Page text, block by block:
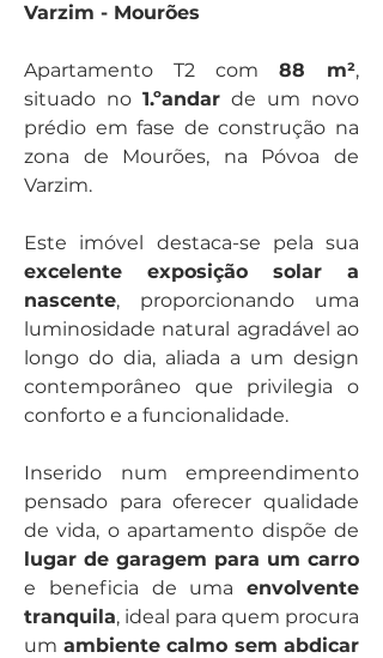
Varzim - Mourões
Apartamento T2 com 88 m²,
situado no 1.ºandar de um novo
prédio em fase de construção na
zona de Mourões, na Póvoa de
Varzim.
excelente exposição solar a
nascente, proporcionando uma
luminosidade natural agradável ao
longo do dia, aliada a um design
contemporâneo que privilegia o
conforto e a funcionalidade.
Inserido num empreendimento
pensado para oferecer qualidade
e beneficia de uma envolvente
tranquila, ideal para quem procura
um ambiente calmo sem abdicar